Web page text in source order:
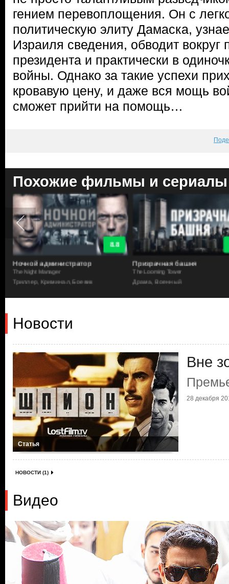
гением перевоплощения. Он с
политическую элиту Дамаска,
Израиля сведения, обводит вокруг
президента и практически в
войны. Однако за такие успехи
кровавую цену, и даже вся мощь
сможет прийти на помощь…
Похожие фильмы и сериалы
8.8
Ночной администратор
The Night Manager
Триллер, Криминал, Боевик
Призрачная башня
The Looming Tower
Драма, Военный
Новости
Статья
Вне
28 декабря
НОВОСТИ (1)
Видео